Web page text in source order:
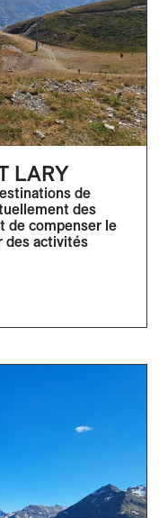
LARY
de
des
de compenser le
des activités